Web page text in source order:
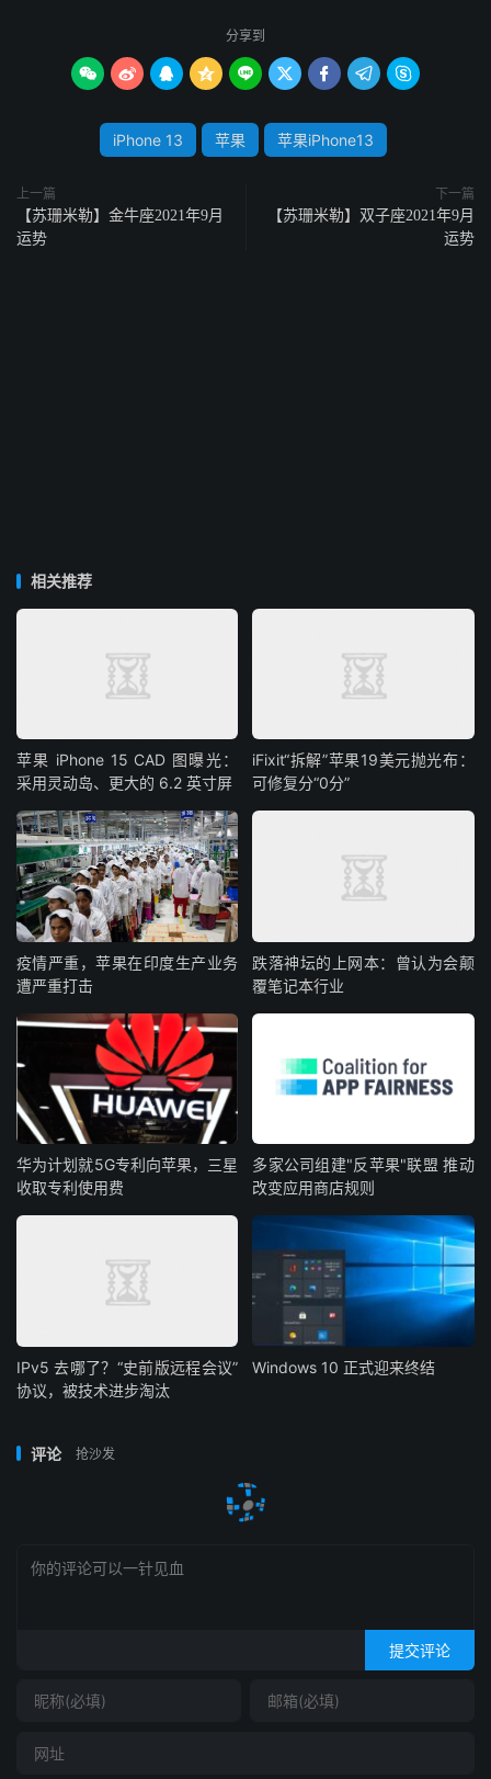
分享到
        
iPhone 13 苹果 苹果iPhone13
上一篇
【苏珊米勒】金牛座2021年9月
运势
下一篇
【苏珊米勒】双子座2021年9月
运势
相关推荐
苹果 iPhone 15 CAD 图曝光：
采用灵动岛、更大的 6.2 英寸屏
iFixit“拆解”苹果19美元抛光布：
可修复分“0分”
疫情严重，苹果在印度生产业务
遭严重打击
跌落神坛的上网本：曾认为会颠
覆笔记本行业
华为计划就5G专利向苹果，三星
收取专利使用费
多家公司组建"反苹果"联盟 推动
改变应用商店规则
IPv5 去哪了？“史前版远程会议”
协议，被技术进步淘汰
Windows 10 正式迎来终结
评论 抢沙发
提交评论